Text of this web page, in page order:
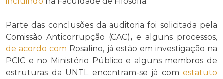
Parte das conclusões da auditoria foi solicitada pela
Comissão Anticorrupção (CAC), e alguns processos,
de acordo com Rosalino, já estão em investigação na
PCIC e no Ministério Público e alguns membros de
estruturas da UNTL encontram-se já com estatuto